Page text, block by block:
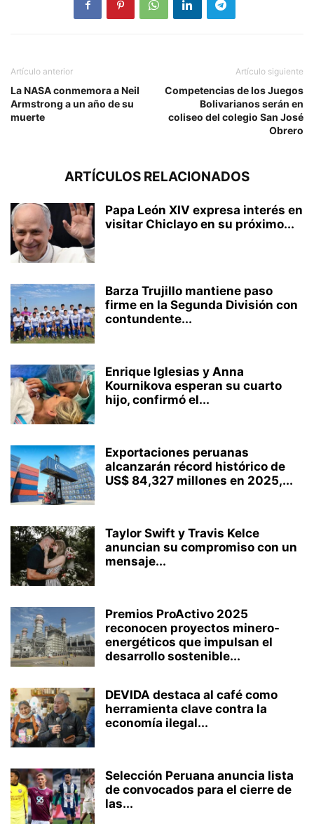
Artículo anterior
La NASA conmemora a Neil
Armstrong a un año de su
muerte
Artículo siguiente
Competencias de los Juegos
Bolivarianos serán en
coliseo del colegio San José
Obrero
ARTÍCULOS RELACIONADOS
Papa León XIV expresa interés en
visitar Chiclayo en su próximo...
Barza Trujillo mantiene paso
firme en la Segunda División con
contundente...
Enrique Iglesias y Anna
Kournikova esperan su cuarto
hijo, confirmó el...
Exportaciones peruanas
alcanzarán récord histórico de
US$ 84,327 millones en 2025,...
Taylor Swift y Travis Kelce
anuncian su compromiso con un
mensaje...
Premios ProActivo 2025
reconocen proyectos minero-
energéticos que impulsan el
desarrollo sostenible...
DEVIDA destaca al café como
herramienta clave contra la
economía ilegal...
Selección Peruana anuncia lista
de convocados para el cierre de
las...